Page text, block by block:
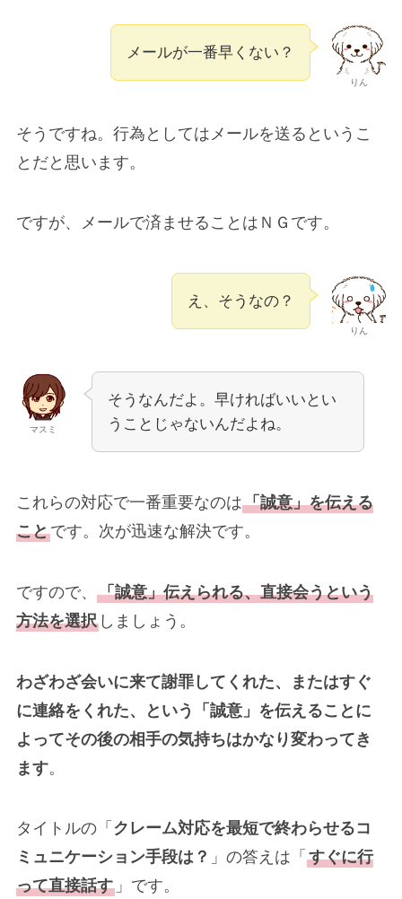
りん
メールが一番早くない？
そうですね。行為としてはメールを送るというこ
とだと思います。
ですが、メールで済ませることはＮＧです。
りん
え、そうなの？
マスミ
そうなんだよ。早ければいいとい
うことじゃないんだよね。
これらの対応で一番重要なのは「誠意」を伝える
ことです。次が迅速な解決です。
ですので、 「誠意」伝えられる、直接会うという
方法を選択しましょう。
わざわざ会いに来て謝罪してくれた、またはすぐ
に連絡をくれた、という「 誠意」を伝えることに
よってその後の相手の気持ちはかなり変わってき
ます。
タイトルの「 クレーム対応を最短で終わらせるコ
ミュニケーション手段は？ 」の答えは「 すぐに行
って直接話す」です。